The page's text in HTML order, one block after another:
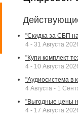
"Скидка за СБП
4 - 31 Августа
"Купи комплект
4 - 10 Августа
"Аудиосистема в
4 Августа - 1
"Выгодные цены
4 - 17 Августа